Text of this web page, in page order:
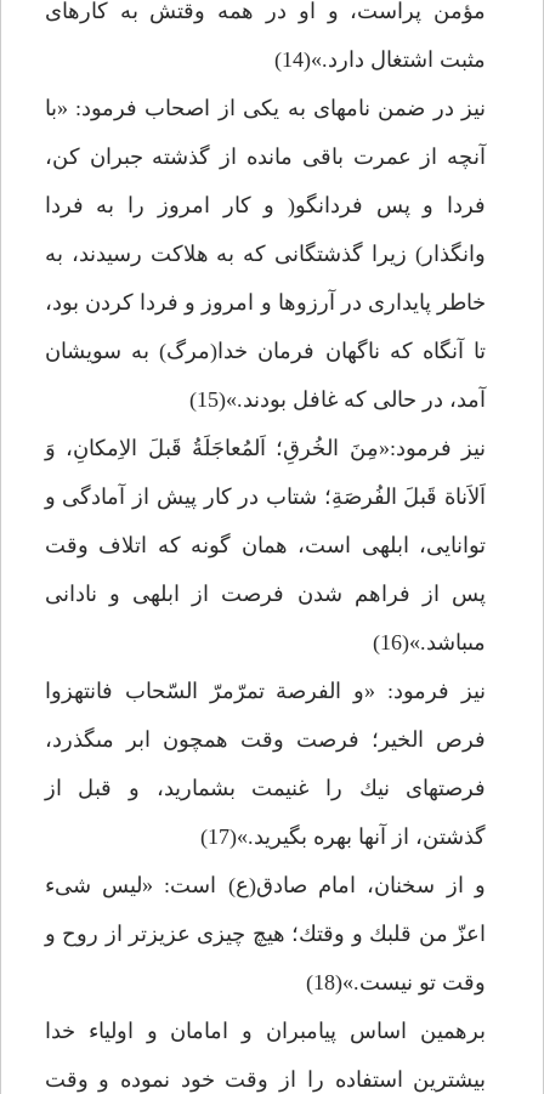
مؤمن پراست، و او در همه وقتش به كارهاى
مثبت اشتغال دارد.»(14)
نيز در ضمن نامه‏اى به يكى از اصحاب فرمود: «با
آن‏چه از عمرت باقى مانده از گذشته جبران كن،
فردا و پس فردانگو( و كار امروز را به فردا
وانگذار) زيرا گذشتگانى كه به هلاكت رسيدند، به
خاطر پايدارى در آرزوها و امروز و فردا كردن بود،
تا آنگاه كه ناگهان فرمان خدا(مرگ) به سويشان
آمد، در حالى كه غافل بودند.»(15)
نيز فرمود:«مِنَ الخُرقِ؛ اَلمُعاجَلَةُ قَبلَ الاِمكانِ، وَ
اَلاَناة قَبلَ الفُرصَةِ؛ شتاب در كار پيش از آمادگى و
توانايى، ابلهى است، همان گونه كه اتلاف وقت
پس از فراهم شدن فرصت از ابلهى و نادانى
مى‏باشد.»(16)
نيز فرمود: «و الفرصة تمرّمرّ السّحاب فانتهزوا
فرص الخير؛ فرصت وقت همچون ابر مى‏گذرد،
فرصت‏هاى نيك را غنيمت بشماريد، و قبل از
گذشتن، از آن‏ها بهره بگيريد.»(17)
و از سخنان، امام صادق(ع) است: «ليس شى‏ء
اعزّ من قلبك و وقتك؛ هيچ چيزى عزيزتر از روح و
وقت تو نيست.»(18)
برهمين اساس پيامبران و امامان و اولياء خدا
بيشترين استفاده را از وقت خود نموده و وقت